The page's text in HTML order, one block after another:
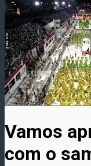
Vamos
com o